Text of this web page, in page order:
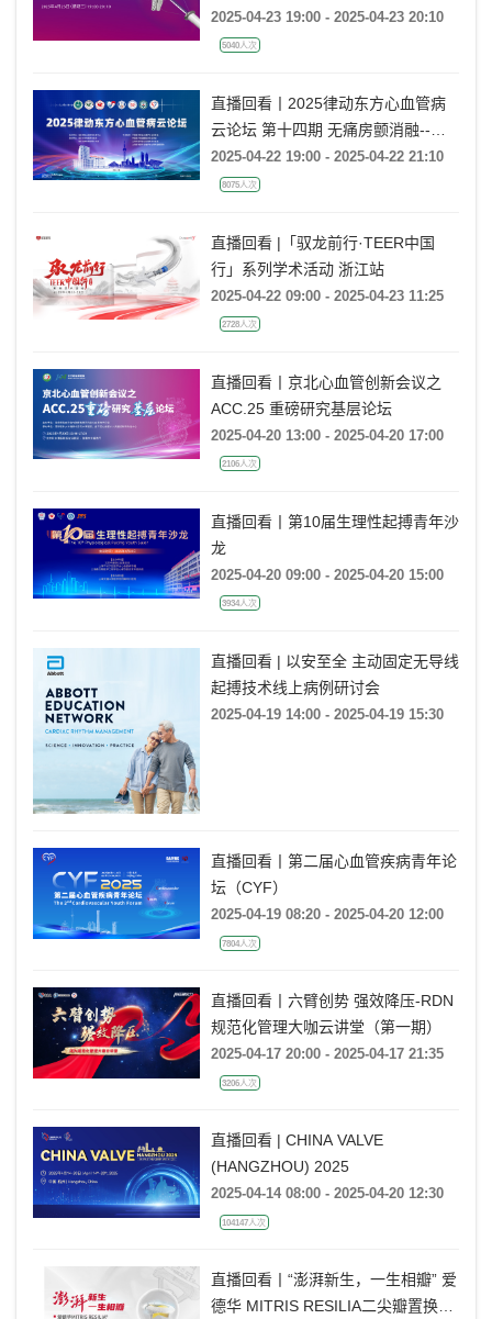
2025-04-23 19:00 - 2025-04-23 20:10
5040人次
直播回看丨2025律动东方心血管病
云论坛 第十四期 无痛房颤消融--全
麻的选择与管理
2025-04-22 19:00 - 2025-04-22 21:10
8075人次
直播回看 |「驭龙前行·TEER中国
行」系列学术活动 浙江站
2025-04-22 09:00 - 2025-04-23 11:25
2728人次
直播回看丨京北心血管创新会议之
ACC.25 重磅研究基层论坛
2025-04-20 13:00 - 2025-04-20 17:00
2106人次
直播回看丨第10届生理性起搏青年沙
龙
2025-04-20 09:00 - 2025-04-20 15:00
3934人次
直播回看 | 以安至全 主动固定无导线
起搏技术线上病例研讨会
2025-04-19 14:00 - 2025-04-19 15:30
直播回看丨第二届心血管疾病青年论
坛（CYF）
2025-04-19 08:20 - 2025-04-20 12:00
7804人次
直播回看丨六臂创势 强效降压-RDN
规范化管理大咖云讲堂（第一期）
2025-04-17 20:00 - 2025-04-17 21:35
3206人次
直播回看 | CHINA VALVE
(HANGZHOU) 2025
2025-04-14 08:00 - 2025-04-20 12:30
104147人次
直播回看丨“澎湃新生，一生相瓣” 爱
德华 MITRIS RESILIA二尖瓣置换手